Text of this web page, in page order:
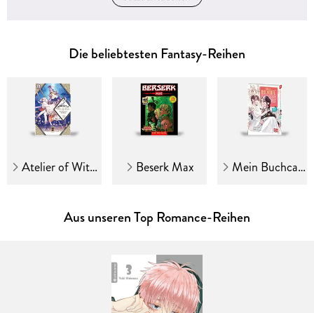
Die beliebtesten Fantasy-Reihen
Atelier of Witch Hat Beserk Max Mein Buchcafé in einer anderen Welt
Aus unseren Top Romance-Reihen